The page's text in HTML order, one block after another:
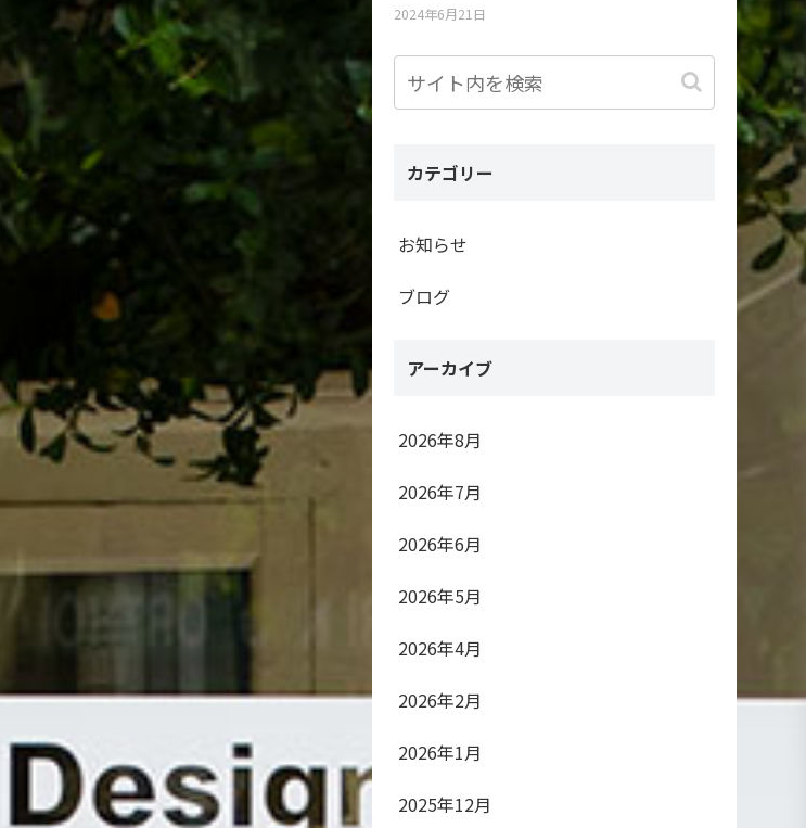
2024年6月21日
カテゴリー
お知らせ
ブログ
アーカイブ
2026年8月
2026年7月
2026年6月
2026年5月
2026年4月
2026年2月
2026年1月
2025年12月